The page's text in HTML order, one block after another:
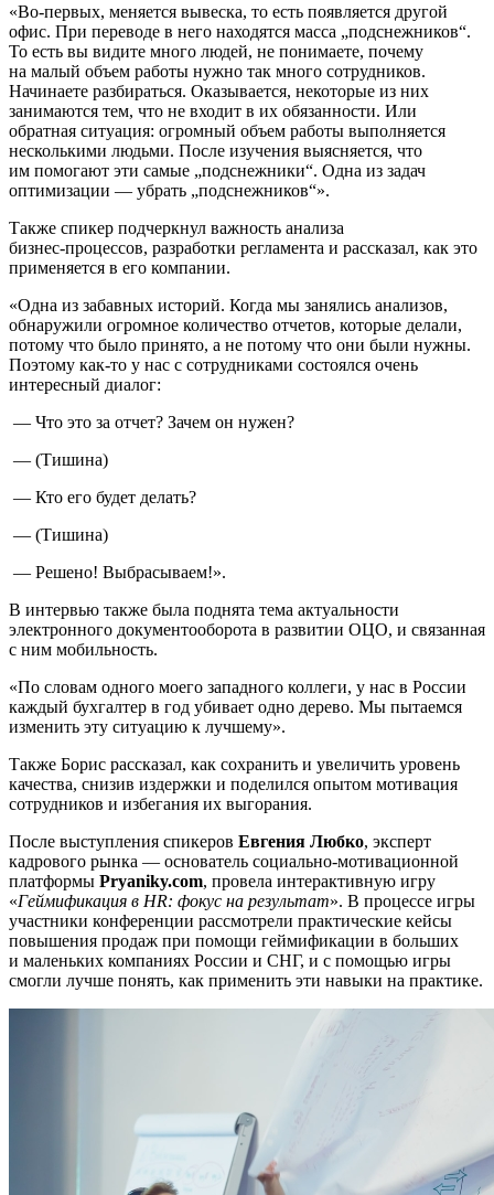
«Во-первых, меняется вывеска, то есть появляется другой
офис. При переводе в него находятся масса „подснежников“.
То есть вы видите много людей, не понимаете, почему
на малый объем работы нужно так много сотрудников.
Начинаете разбираться. Оказывается, некоторые из них
занимаются тем, что не входит в их обязанности. Или
обратная ситуация: огромный объем работы выполняется
несколькими людьми. После изучения выясняется, что
им помогают эти самые „подснежники“. Одна из задач
оптимизации — убрать „подснежников“».
Также спикер подчеркнул важность анализа
бизнес-процессов, разработки регламента и рассказал, как это
применяется в его компании.
«Одна из забавных историй. Когда мы занялись анализов,
обнаружили огромное количество отчетов, которые делали,
потому что было принято, а не потому что они были нужны.
Поэтому как-то у нас с сотрудниками состоялся очень
интересный диалог:
— Что это за отчет? Зачем он нужен?
— (Тишина)
— Кто его будет делать?
— (Тишина)
— Решено! Выбрасываем!».
В интервью также была поднята тема актуальности
электронного документооборота в развитии ОЦО, и связанная
с ним мобильность.
«По словам одного моего западного коллеги, у нас в России
каждый бухгалтер в год убивает одно дерево. Мы пытаемся
изменить эту ситуацию к лучшему».
Также Борис рассказал, как сохранить и увеличить уровень
качества, снизив издержки и поделился опытом мотивация
сотрудников и избегания их выгорания.
После выступления спикеров Евгения Любко, эксперт
кадрового рынка — основатель социально-мотивационной
платформы Pryaniky.com, провела интерактивную игру
«Геймификация в HR: фокус на результат». В процессе игры
участники конференции рассмотрели практические кейсы
повышения продаж при помощи геймификации в больших
и маленьких компаниях России и СНГ, и с помощью игры
смогли лучше понять, как применить эти навыки на практике.